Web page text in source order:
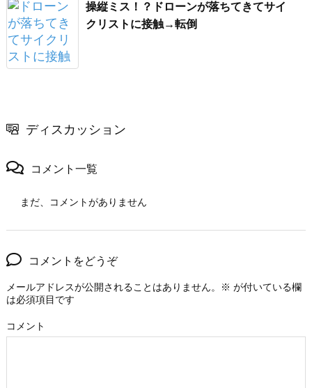
操縦ミス！？ドローンが落ちてきてサイ
クリストに接触→転倒
ディスカッション
コメント一覧
まだ、コメントがありません
コメントをどうぞ
メールアドレスが公開されることはありません。 ※ が付いている欄
は必須項目です
コメント